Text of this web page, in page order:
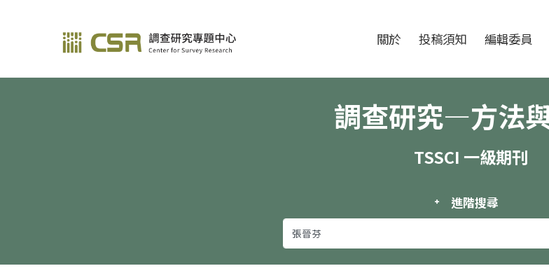
調查研究—方法與應用期刊 關於 投稿須知 編輯委員
調查研究—方法
TSSCI 一級期刊
進階搜尋